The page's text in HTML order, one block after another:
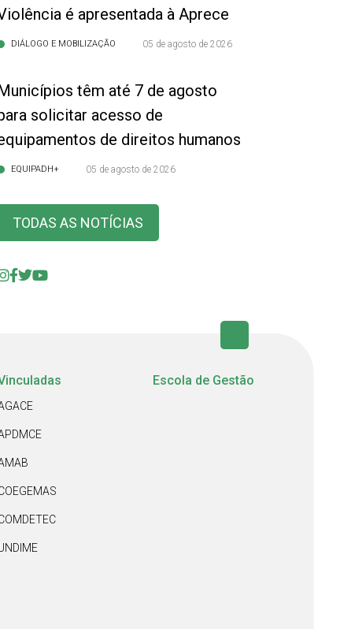
é apresentada à Aprece
DIÁLOGO E MOBILIZAÇÃO 05 de agosto de 2026
têm até 7 de agosto
solicitar acesso de
de direitos humanos
EQUIPADH+ 05 de agosto de 2026
TODAS AS NOTÍCIAS
Escola de Gestão